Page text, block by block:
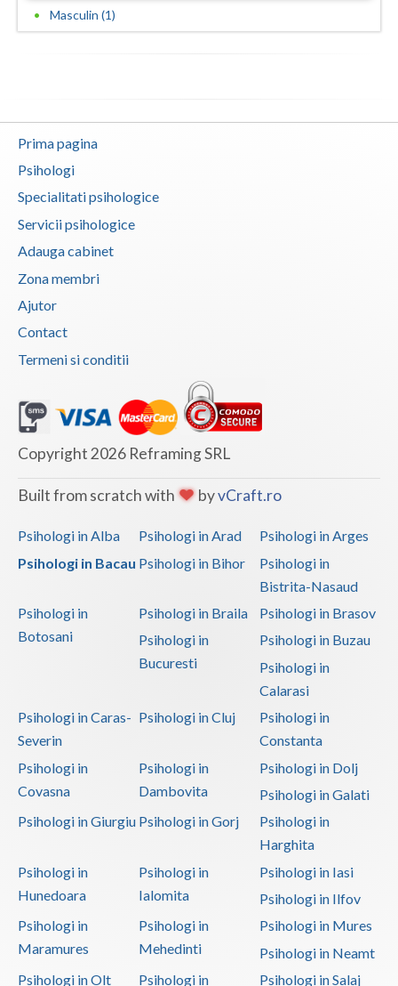
Masculin (1)
Prima pagina
Psihologi
Specialitati psihologice
Servicii psihologice
Adauga cabinet
Zona membri
Ajutor
Contact
Termeni si conditii
Copyright 2026 Reframing SRL
Built from scratch with byvCraft.ro
Psihologi in Alba Psihologi in Arad
Psihologi in Arges
Psihologi in Bacau Psihologi in Bihor
Psihologi in
Bistrita-Nasaud
Psihologi in
Botosani
Psihologi in Braila
Psihologi in Brasov
Psihologi in
Bucuresti
Psihologi in Buzau
Psihologi in
Calarasi
Psihologi in Caras-
Severin
Psihologi in Cluj
Psihologi in
Constanta
Psihologi in
Covasna
Psihologi in
Dambovita
Psihologi in Dolj
Psihologi in Galati
Psihologi in Giurgiu Psihologi in Gorj
Psihologi in
Harghita
Psihologi in
Hunedoara
Psihologi in
Ialomita
Psihologi in Iasi
Psihologi in Ilfov
Psihologi in
Maramures
Psihologi in
Mehedinti
Psihologi in Mures
Psihologi in Neamt
Psihologi in Olt
Psihologi in Psihologi in Salaj